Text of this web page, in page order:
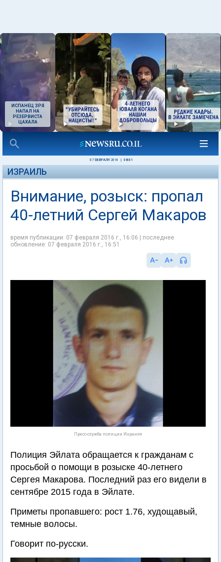
ИСПАНЕЦ ЗРЯ
НАПАЛ НА
РЕЗЕРВИСТА
ЦАХАЛА
07 ФЕВРАЛЯ 2016 08:01
ИЗРАИЛЬ
Внимание, розыск: пропал
40-летний Сергей Макаров
время публикации: 07 февраля 2016 г., 16:06 | последнее
обновление: 07 февраля 2016 г., 16:51
Пресс-служба полиции Израиля
Полиция Эйлата обращается к гражданам с
просьбой о помощи в розыске 40-летнего
Сергея Макарова. Последний раз его видели в
сентябре 2015 года в Эйлате.
Приметы пропавшего: рост 1.76, худощавый,
темные волосы.
Говорит по-русски.